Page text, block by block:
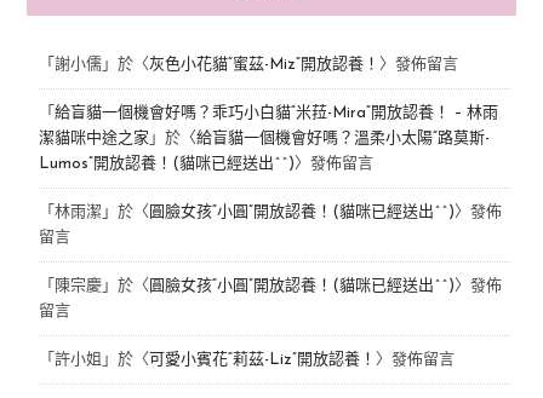
「 謝小儒」於〈灰色小花貓“蜜茲-Miz”開放認養！ 〉發佈留言
「 給盲貓一個機會好嗎？乖巧小白貓“米菈-Mira”開放認養！ – 林雨
潔貓咪中途之家 」於〈給盲貓一個機會好嗎？溫柔小太陽“路莫斯-
Lumos”開放認養！(貓咪已經送出^^)〉發佈留言
「 林雨潔 」於〈 圓臉女孩“小圓”開放認養！(貓咪已經送出^^)〉發佈
留言
「 陳宗慶」於〈 圓臉女孩“小圓”開放認養！(貓咪已經送出^^)〉發佈
留言
「 許小姐 」於〈 可愛小賓花“莉茲-Liz”開放認養！ 〉發佈留言